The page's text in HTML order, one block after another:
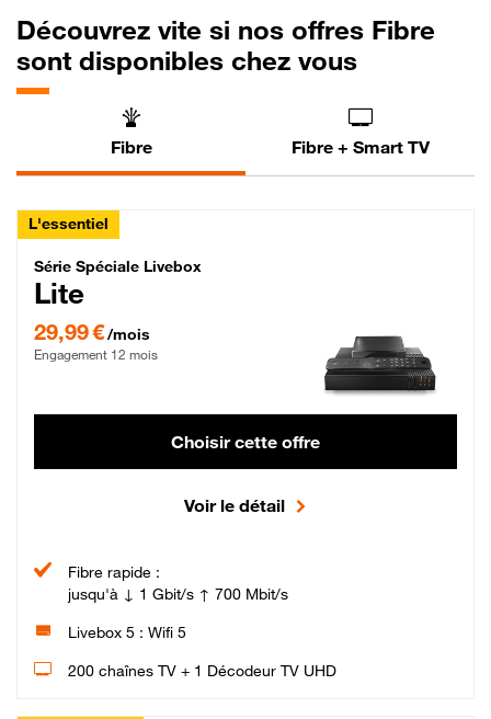
Découvrez vite si nos offres Fibre
sont disponibles chez vous
Fibre Fibre + Smart TV
L'essentiel
Série Spéciale Livebox Lite Fibre
Série Spéciale Livebox
Lite
29,99 €/mois
Engagement 12 mois
Choisir cette offre
Voir le détail
Fibre rapide :
jusqu'à ↓ 1 Gbit/s ↑ 700 Mbit/s
Livebox 5 : Wifi 5
200 chaînes TV + 1 Décodeur TV UHD